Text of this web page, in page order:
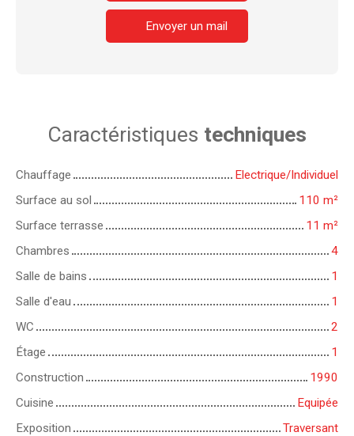
Envoyer un mail
Caractéristiques techniques
Chauffage
Electrique/Individuel
Surface au sol
110 m²
Surface terrasse
11 m²
Chambres
4
Salle de bains
1
Salle d'eau
1
WC
2
Étage
1
Construction
1990
Cuisine
Equipée
Exposition
Traversant